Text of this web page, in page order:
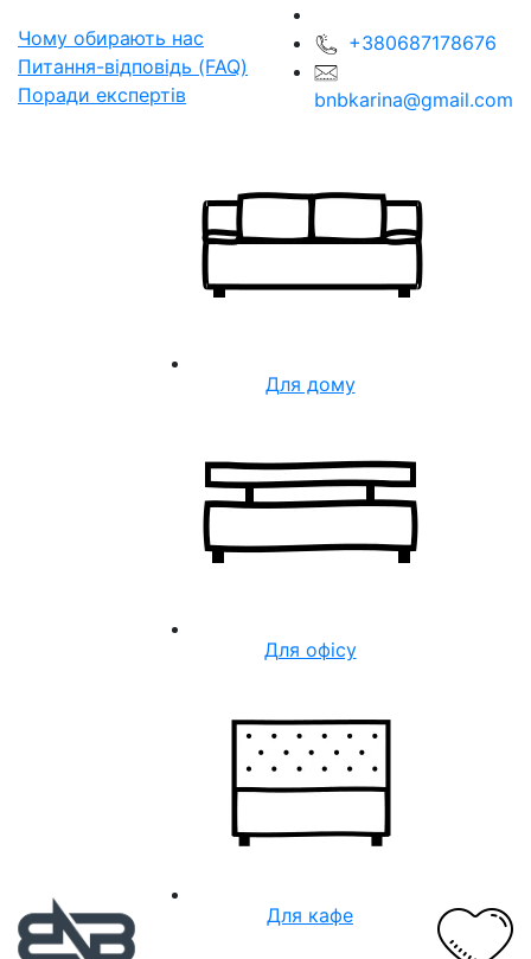
Чому обирають нас
Питання-відповідь (FAQ)
Поради експертів
+380687178676
bnbkarina@gmail.com
Для дому
Для офісу
Для кафе